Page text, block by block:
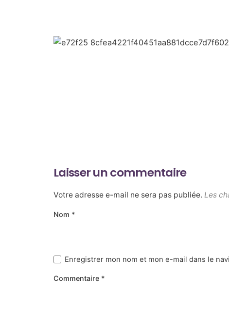
Laisser un commentaire
Votre adresse e-mail ne sera pas publiée. Les
Nom *
Enregistrer mon nom et mon e-mail dans le
Commentaire *